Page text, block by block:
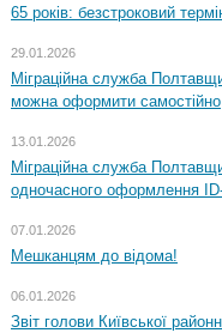
65 років: безстроковий
29.01.2026
Міграційна служба
можна оформити самостійно
13.01.2026
Міграційна служба
одночасного оформлення
07.01.2026
Мешканцям до відома!
06.01.2026
Звіт голови Київської